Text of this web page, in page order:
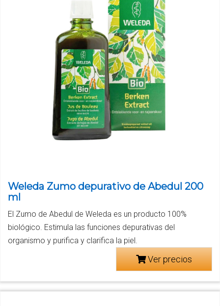
Weleda Zumo depurativo de Abedul 200
ml
El Zumo de Abedul de Weleda es un producto 100%
biológico. Estimula las funciones depurativas del
organismo y purifica y clarifica la piel.
Ver precios